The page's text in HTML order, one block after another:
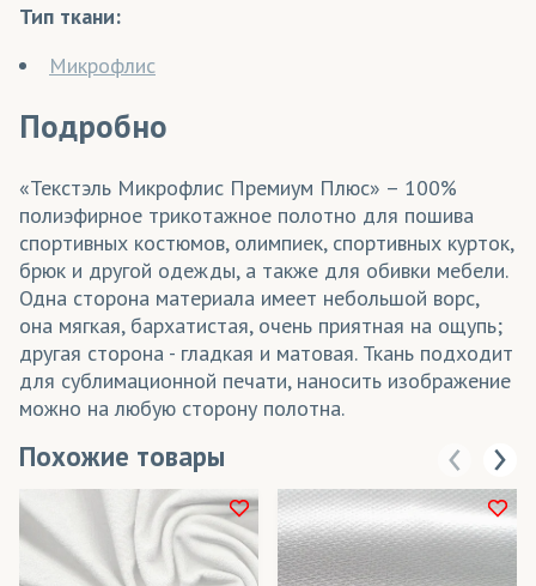
Тип ткани:
Микрофлис
Подробно
«Текстэль Микрофлис Премиум Плюс» – 100%
полиэфирное трикотажное полотно для пошива
спортивных костюмов, олимпиек, спортивных курток,
брюк и другой одежды, а также для обивки мебели.
Одна сторона материала имеет небольшой ворс,
она мягкая, бархатистая, очень приятная на ощупь;
другая сторона - гладкая и матовая. Ткань подходит
для сублимационной печати, наносить изображение
можно на любую сторону полотна.
Похожие товары